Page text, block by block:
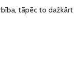
tāpēc to